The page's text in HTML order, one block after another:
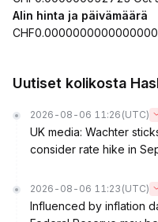
Alin hinta ja päivämäärä
Uutiset kolikosta
2026-08-06 11:26 (UTC)
UK media: Wachter
consider rate hike in
2026-08-06 11:23 (UTC)
Influenced by inflation